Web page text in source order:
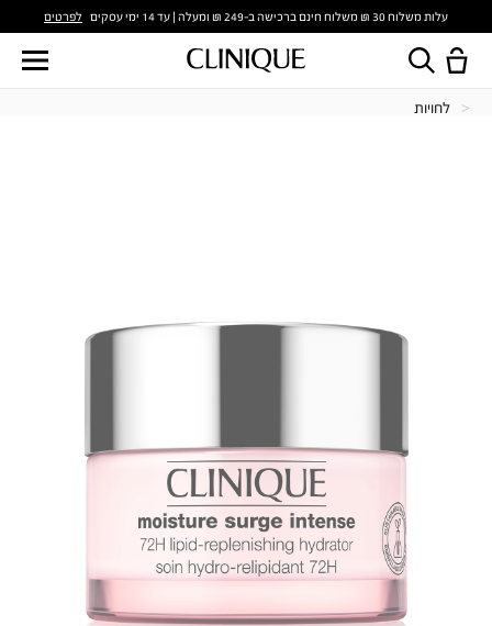
עלות משלוח 30 ₪ משלוח חינם ברכישה ב-249 ₪ ומעלה | עד 14 ימי עסקים לפרטים
לחויות